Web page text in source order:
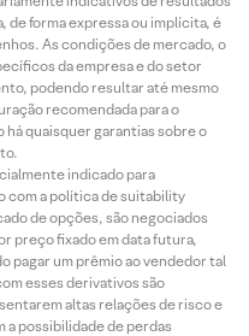
de forma expressa ou implícita, é
As condições de mercado, o
da empresa e do setor
podendo resultar até mesmo
recomendada para o
quaisquer garantias sobre o
indicado para
com a política de suitability
de opções, são negociados
preço fixado em data futura,
pagar um prêmio ao vendedor tal
esses derivativos são
altas relações de risco e
a possibilidade de perdas